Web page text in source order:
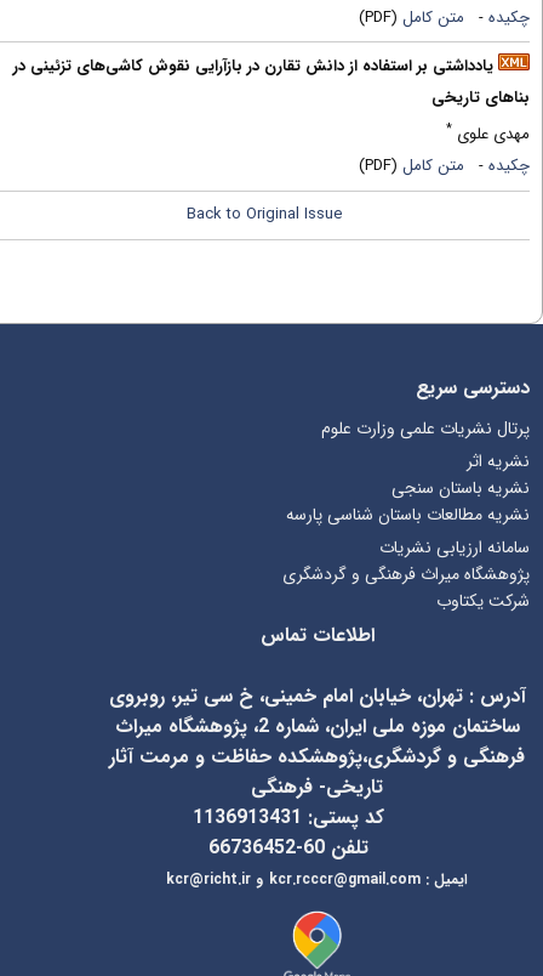
چکیده- متن کامل(PDF)
یادداشتی بر استفاده از دانش تقارن در بازآرایی نقوش کاشی‌‌های تزئینی در
بناهای تاریخی
مهدی علوی*
چکیده- متن کامل(PDF)
Back to Original Issue
دسترسی سریع
پرتال نشریات علمی وزارت علوم
نشریه اثر
نشریه باستان سنجی
نشریه مطالعات باستان شناسی پارسه
سامانه ارزیابی نشریات
پژوهشگاه میراث فرهنگی و گردشگری
شرکت یکتاوب
اطلاعات تماس
آدرس : تهران، خیابان امام خمینی، خ سی تیر، روبروی
ساختمان موزه ملی ایران، شماره 2، پژوهشگاه میراث
فرهنگی و گردشگری،پژوهشکده حفاظت و مرمت آثار
تاریخی- فرهنگی
کد پستی: 1136913431
تلفن 60-66736452
ایمیل:
kcr@richt.ir و kcr.rcccr@gmail.com